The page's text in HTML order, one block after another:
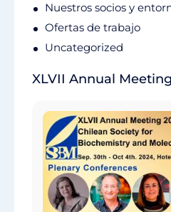
Nuestros socios y
Ofertas de trabajo
Uncategorized
XLVII Annual